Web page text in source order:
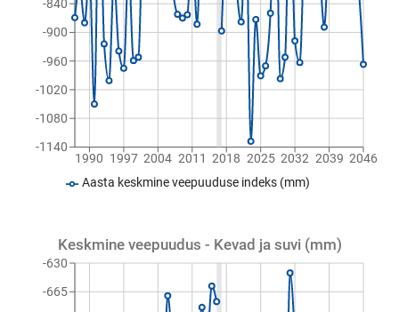
1990 1997 2004 2011 2018 2025 2032 2039 2046
-1140
-1080
-1020
-960
-900
-840
Aasta keskmine veepuuduse indeks (mm)
Keskmine veepuudus - Kevad ja suvi (mm)
-665
-630